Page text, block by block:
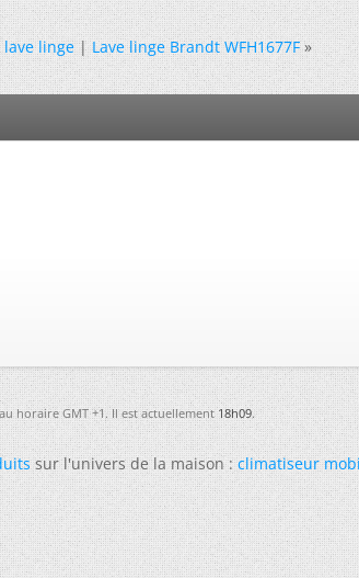
linge|Lave linge Brandt WFH1677F »
horaire GMT +1. Il est actuellement18h09.
sur l'univers de la maison :climatiseur